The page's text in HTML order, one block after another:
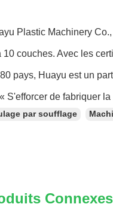
Plastic Machinery
couches. Avec les
pays, Huayu est un
S'efforcer de fabriquer
par soufflage
Connexes